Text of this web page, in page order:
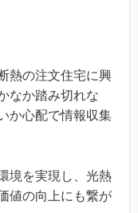
熱の注文住宅に興
なか踏み切れな
か心配で情報収集
境を実現し、光熱
値の向上にも繋が